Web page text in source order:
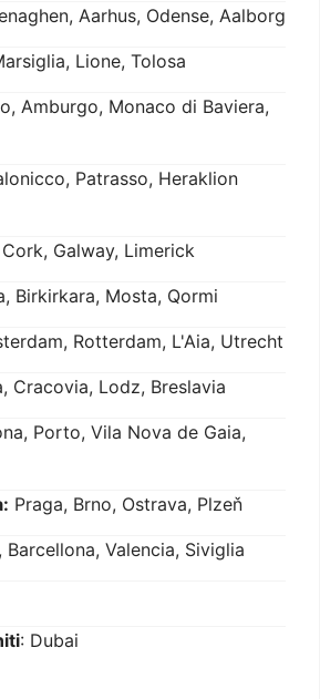
Aarhus, Odense, Aalborg
Lione, Tolosa
Amburgo, Monaco di Baviera,
Patrasso, Heraklion
Galway, Limerick
Birkirkara, Mosta, Qormi
Rotterdam, L'Aia, Utrecht
Cracovia, Lodz, Breslavia
Porto, Vila Nova de Gaia,
Praga, Brno, Ostrava, Plzeň
Barcellona, Valencia, Siviglia
: Dubai